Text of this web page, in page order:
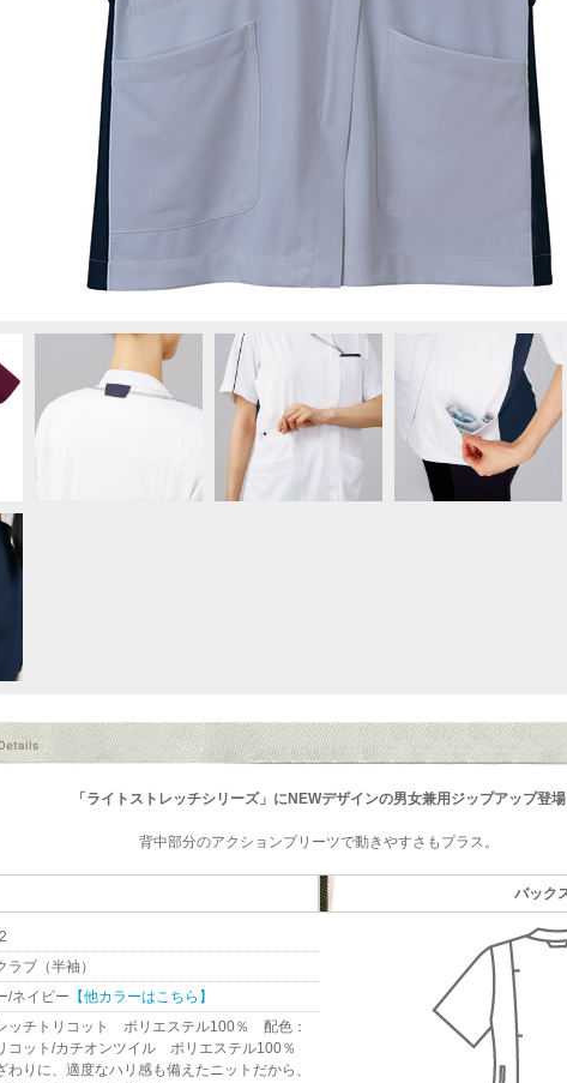
「ライトストレッチシリーズ」にNEWデザインの男女兼用ジップアップ登場
背中部分のアクションプリーツで動きやすさもプラス。
ラブ（半袖）
/ネイビー 【他カラーはこちら】
ッチトリコット ポリエステル100％ 配色：
コット/カチオンツイル ポリエステル100％
わりに、適度なハリ感も備えたニットだから、
バック